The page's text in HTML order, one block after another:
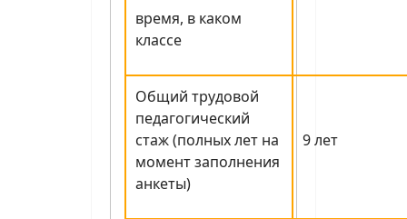
время, в каком
классе
Общий трудовой
педагогический
стаж (полных лет на
момент заполнения
анкеты)
9 лет